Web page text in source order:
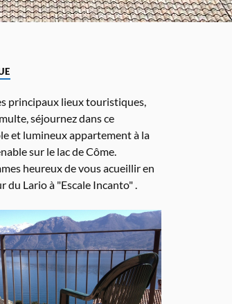
principaux lieux touristiques,
séjournez dans ce
et lumineux appartement à la
sur le lac de Côme.
heureux de vous acueillir en
du Lario à "Escale Incanto" .